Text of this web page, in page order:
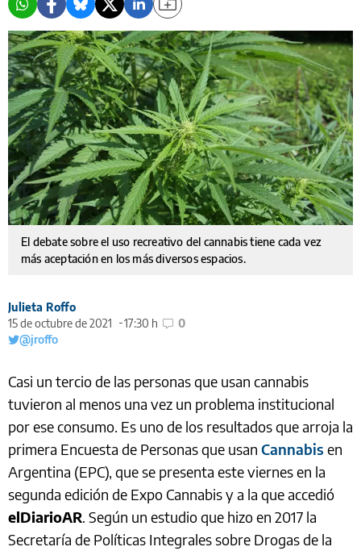
El debate sobre el uso recreativo del cannabis tiene cada vez
más aceptación en los más diversos espacios.
Julieta Roffo
15 de octubre de 2021
17:30 h
0
@jroffo
Casi un tercio de las personas que usan cannabis
tuvieron al menos una vez un problema institucional
por ese consumo. Es uno de los resultados que arroja la
primera Encuesta de Personas que usan Cannabis en
Argentina (EPC), que se presenta este viernes en la
segunda edición de Expo Cannabis y a la que accedió
elDiarioAR. Según un estudio que hizo en 2017 la
Secretaría de Políticas Integrales sobre Drogas de la